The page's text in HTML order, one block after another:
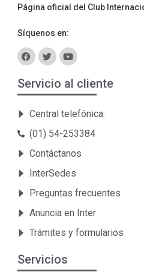
Página oficial del Club
Síquenos en:
Servicio al cliente
Central telefónica:
(01) 54-253384
Contáctanos
InterSedes
Preguntas frecuentes
Anuncia en Inter
Trámites y formularios
Servicios